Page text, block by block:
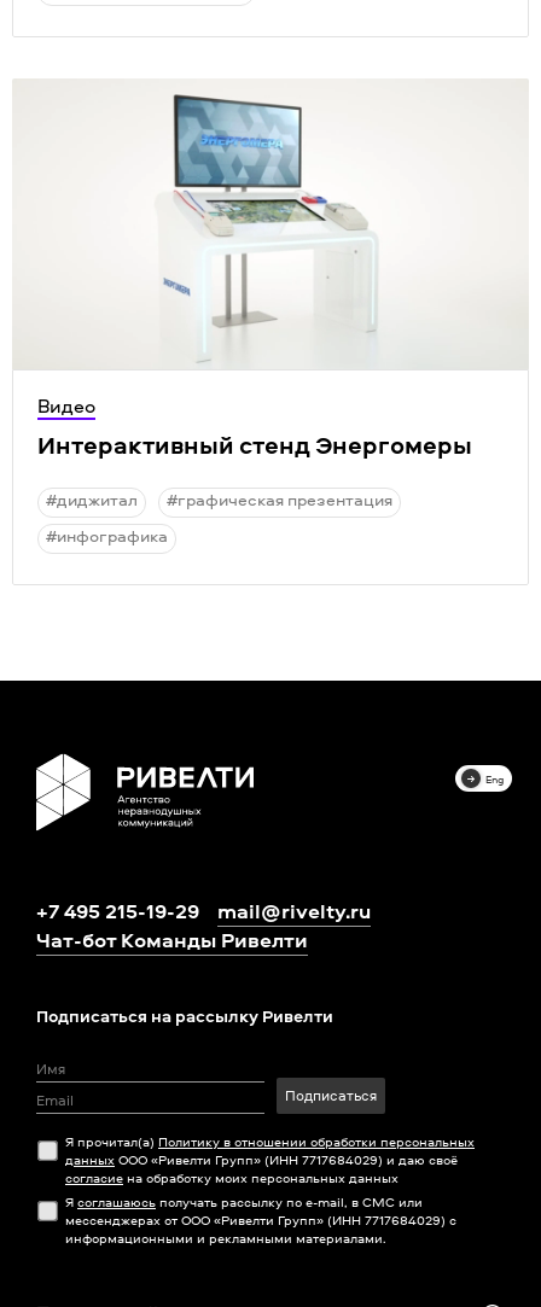
Видео
Интерактивный стенд Энергомеры
#диджитал
#графическая презентация
#инфографика
+7 495 215-19-29
mail@rivelty.ru
Чат-бот Команды Ривелти
Eng
Подписаться на рассылку Ривелти
Подписаться
Я прочитал(а) Политику в отношении обработки персональных
данных ООО «Ривелти Групп» (ИНН 7717684029) и даю своё
согласие на обработку моих персональных данных
Я соглашаюсь получать рассылку по e-mail, в СМС или
мессенджерах от ООО «Ривелти Групп» (ИНН 7717684029) с
информационными и рекламными материалами.